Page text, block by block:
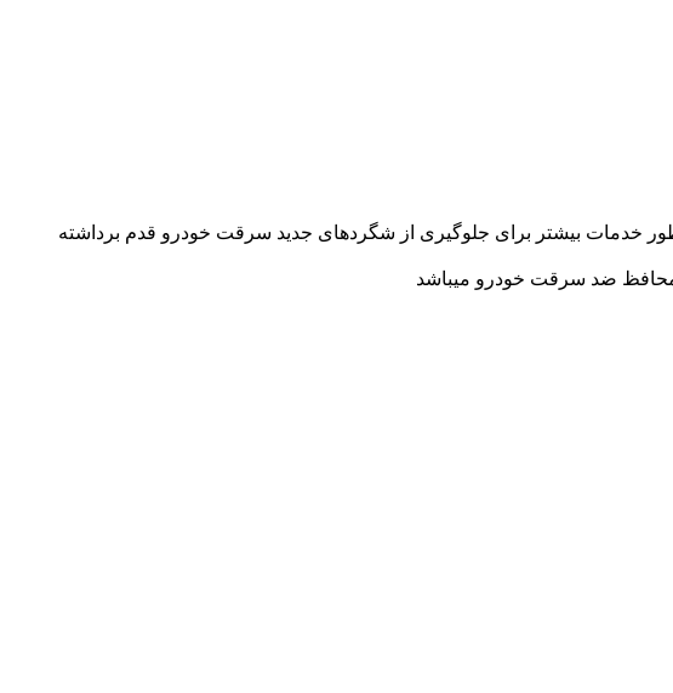
خدمات بیشتر برای جلوگیری از شگردهای جدید سرقت خودرو قدم برداشته
محافظ ضد سرقت خودرو میباشد